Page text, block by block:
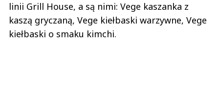
linii Grill House, a są nimi: Vege kaszanka z
kaszą gryczaną, Vege kiełbaski warzywne, Vege
kiełbaski o smaku kimchi.